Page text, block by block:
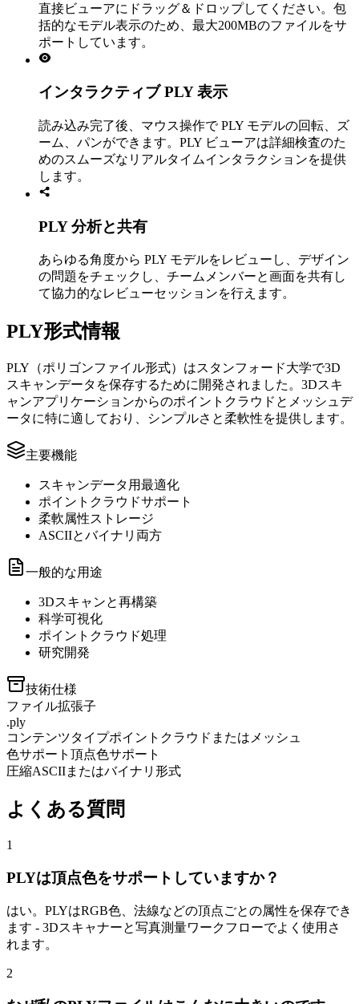
直接ビューアにドラッグ＆ドロップしてください。包
括的なモデル表示のため、最大200MBのファイルをサ
ポートしています。
インタラクティブ PLY 表示
読み込み完了後、マウス操作で PLY モデルの回転、ズ
ーム、パンができます。PLY ビューアは詳細検査のた
めのスムーズなリアルタイムインタラクションを提供
します。
PLY 分析と共有
あらゆる角度から PLY モデルをレビューし、デザイン
の問題をチェックし、チームメンバーと画面を共有し
て協力的なレビューセッションを行えます。
PLY形式情報
PLY（ポリゴンファイル形式）はスタンフォード大学で3D
スキャンデータを保存するために開発されました。3Dスキ
ャンアプリケーションからのポイントクラウドとメッシュデ
ータに特に適しており、シンプルさと柔軟性を提供します。
主要機能
スキャンデータ用最適化
ポイントクラウドサポート
柔軟属性ストレージ
ASCIIとバイナリ両方
一般的な用途
3Dスキャンと再構築
科学可視化
ポイントクラウド処理
研究開発
技術仕様
ファイル拡張子
.ply
コンテンツタイプポイントクラウドまたはメッシュ
色サポート 頂点色サポート
圧縮ASCIIまたはバイナリ形式
よくある質問
1
PLYは頂点色をサポートしていますか？
はい。PLYはRGB色、法線などの頂点ごとの属性を保存でき
ます - 3Dスキャナーと写真測量ワークフローでよく使用さ
れます。
2